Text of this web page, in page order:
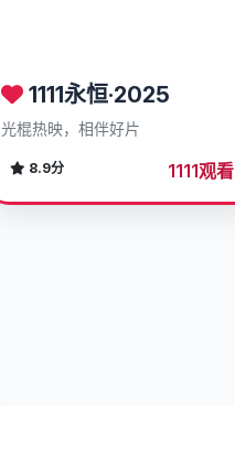
1111永恒·2025
光棍热映，相伴好片
8.9分 1111观看